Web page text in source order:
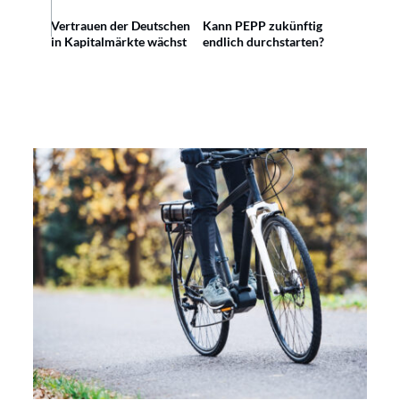
Vertrauen der Deutschen
in Kapitalmärkte wächst
Kann PEPP zukünftig
endlich durchstarten?